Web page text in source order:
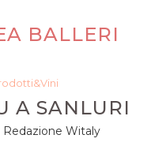
BALLERI
A SANLURI
Redazione Witaly